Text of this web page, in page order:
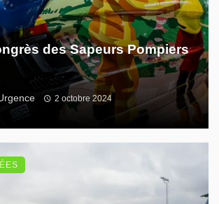
des Sapeurs Pompiers
2 octobre 2024